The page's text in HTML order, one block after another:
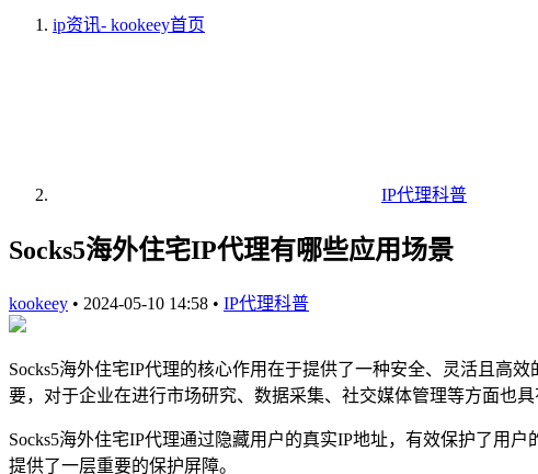
ip资讯- kookeey首页
IP代理科普
Socks5海外住宅IP代理有哪些应用场景
kookeey • 2024-05-10 14:58 • IP代理科普
Socks5海外住宅IP代理的核心作用在于提供了一种安全、灵活且高
要，对于企业在进行市场研究、数据采集、社交媒体管理等方面也具
Socks5海外住宅IP代理通过隐藏用户的真实IP地址，有效保护了用
提供了一层重要的保护屏障。